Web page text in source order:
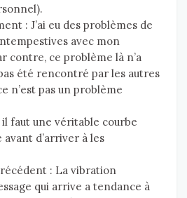
: J’ai eu des problèmes de
avec mon
contre, ce problème là n’a
été rencontré par les autres
n’est pas un problème
faut une véritable courbe
avant d’arriver à les
: La vibration
qui arrive a tendance à